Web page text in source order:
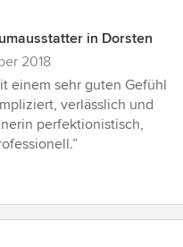
in Dorsten
2018
einem sehr guten Gefühl
verlässlich und
perfektionistisch,